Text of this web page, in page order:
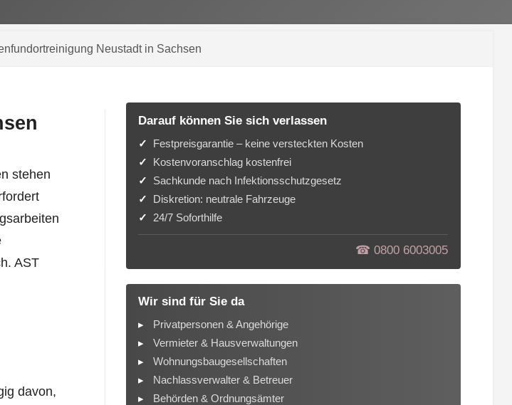
Neustadt in Sachsen
stehen
AST
davon,
Darauf können Sie sich verlassen
Festpreisgarantie – keine versteckten Kosten
Kostenvoranschlag kostenfrei
Sachkunde nach Infektionsschutzgesetz
Diskretion: neutrale Fahrzeuge
24/7 Soforthilfe
☎︎ 0800 6003005
Wir sind für Sie da
Privatpersonen & Angehörige
Vermieter & Hausverwaltungen
Wohnungsbaugesellschaften
Nachlassverwalter & Betreuer
Behörden & Ordnungsämter